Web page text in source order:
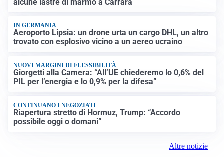
alcune lastre di marmo a Carrara
IN GERMANIA
Aeroporto Lipsia: un drone urta un cargo DHL, un altro
trovato con esplosivo vicino a un aereo ucraino
NUOVI MARGINI DI FLESSIBILITÀ
Giorgetti alla Camera: “All’UE chiederemo lo 0,6% del
PIL per l’energia e lo 0,9% per la difesa”
CONTINUANO I NEGOZIATI
Riapertura stretto di Hormuz, Trump: “Accordo
possibile oggi o domani”
Altre notizie